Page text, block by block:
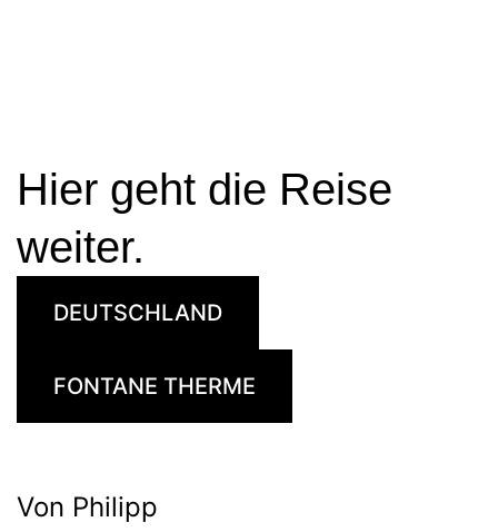
Hier geht die Reise
weiter.
DEUTSCHLAND
FONTANE THERME
Von Philipp